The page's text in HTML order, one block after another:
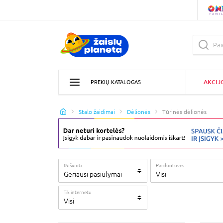
PREKIŲ KATALOGAS
Stalo žaidimai Dėlionės Tūrinės dėlionės
Rūšiuoti
Geriausi pasiūlymai
Parduotuvės
Visi
Tik internetu
Visi